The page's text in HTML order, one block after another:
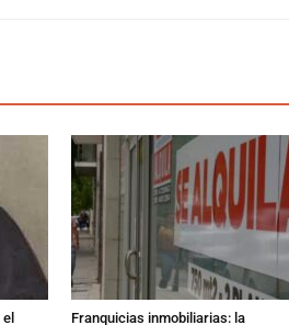
Franquicias inmobiliarias: la